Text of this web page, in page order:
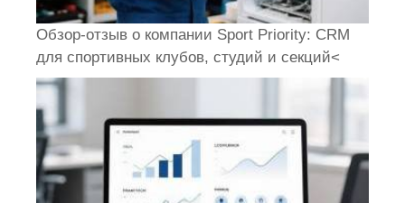
Обзор-отзыв о компании Sport Priority: CRM
для спортивных клубов, студий и секций<